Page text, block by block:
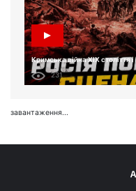
Кримська війна XIX століття і
231
завантаження...